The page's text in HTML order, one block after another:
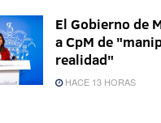
El Gobierno de
a CpM de
realidad"
HACE 13 HORAS